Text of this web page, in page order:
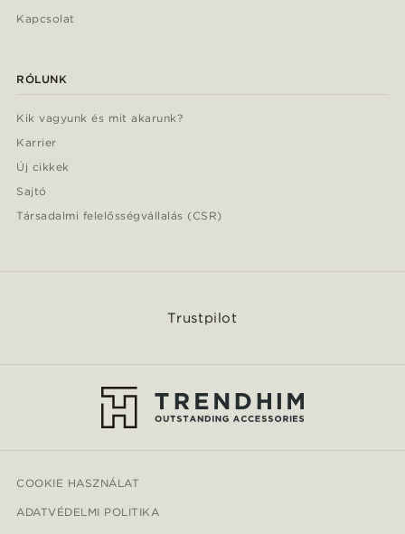
Kapcsolat
RÓLUNK
Kik vagyunk és mit akarunk?
Karrier
Új cikkek
Sajtó
Társadalmi felelősségvállalás (CSR)
Trustpilot
COOKIE HASZNÁLAT
ADATVÉDELMI POLITIKA